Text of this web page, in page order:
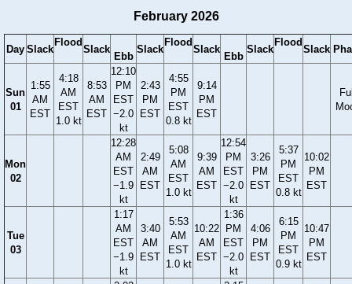
February 2026
Day Slack
Flood
Slack
Ebb
Slack
Flood
Slack
Ebb
Slack
Flood
Slack
Sun
01
1:55
AM
EST
4:18
AM
EST
1.0 kt
8:53
AM
EST
12:10
PM
EST
−2.0
kt
2:43
PM
EST
4:55
PM
EST
0.8 kt
9:14
PM
EST
Mon
02
12:28
AM
EST
−1.9
kt
2:49
AM
EST
5:08
AM
EST
1.0 kt
9:39
AM
EST
12:54
PM
EST
−2.0
kt
3:26
PM
EST
5:37
PM
EST
0.8 kt
10:02
PM
EST
Tue
03
1:17
AM
EST
−1.9
kt
3:40
AM
EST
5:53
AM
EST
1.0 kt
10:22
AM
EST
1:36
PM
EST
−2.0
kt
4:06
PM
EST
6:15
PM
EST
0.9 kt
10:47
PM
EST